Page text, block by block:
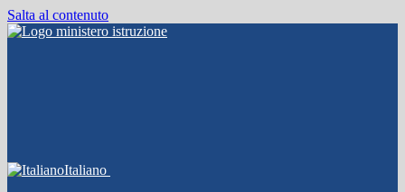
Salta al contenuto
Italiano